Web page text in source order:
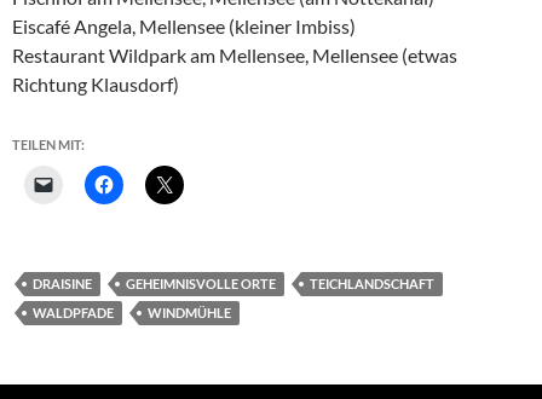
Eiscafé Angela, Mellensee (kleiner Imbiss)
Restaurant Wildpark am Mellensee, Mellensee (etwas
Richtung Klausdorf)
TEILEN MIT:
DRAISINE GEHEIMNISVOLLE ORTE
TEICHLANDSCHAFT
WALDPFADE
WINDMÜHLE